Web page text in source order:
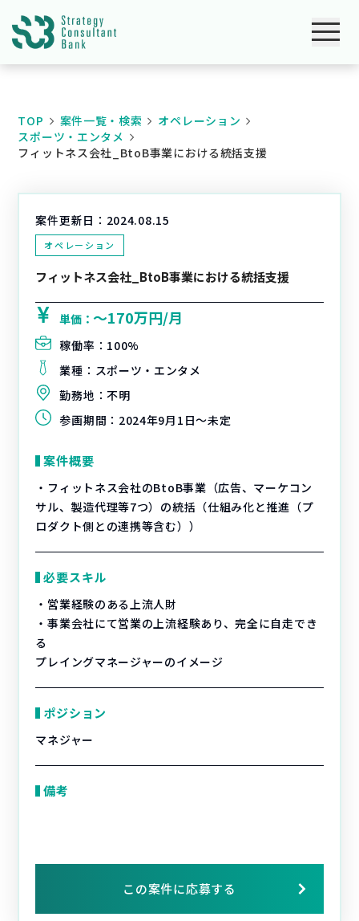
TOP 案件一覧・検索
オペレーション
スポーツ・エンタメ
フィットネス会社_BtoB事業における統括支援
案件更新日： 2024.08.15
オペレーション
フィットネス会社_BtoB事業における統括支援
単価：〜170万円/月
稼働率： 100%
業種： スポーツ・エンタメ
勤務地：不明
参画期間： 2024年9月1日～未定
案件概要
・フィットネス会社のBtoB事業（広告、マーケコン
サル、製造代理等7つ）の統括（仕組み化と推進（プ
ロダクト側との連携等含む））
必要スキル
・営業経験のある上流人財
・事業会社にて営業の上流経験あり、完全に自走でき
る
プレイングマネージャーのイメージ
ポジション
マネジャー
備考
この案件に応募する